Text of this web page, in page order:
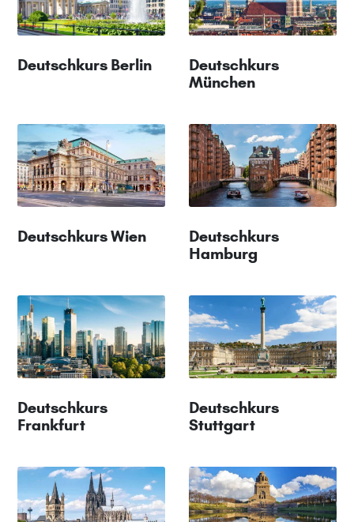
Deutschkurs Berlin
Deutschkurs
München
Deutschkurs Wien
Deutschkurs
Hamburg
Deutschkurs
Frankfurt
Deutschkurs
Stuttgart